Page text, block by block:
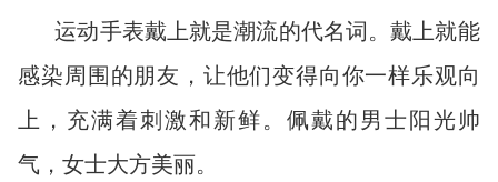
运动手表戴上就是潮流的代名词。戴上就能
感染周围的朋友，让他们变得向你一样乐观向
上，充满着刺激和新鲜。佩戴的男士阳光帅
气，女士大方美丽。